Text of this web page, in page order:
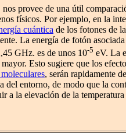
provee de una útil
físicos. Por ejemplo, en la
cuántica de los fotones de
La energía de fotón
GHz. es de unos 10-5 eV. La
Esto sugiere que los
, serán rapidamente
del entorno, de modo que la
a la elevación de la